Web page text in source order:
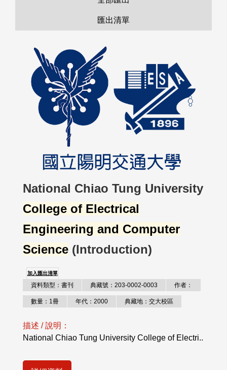
匯出清單
National Chiao Tung University
College of Electrical
Engineering and Computer
Science (Introduction)
加入匯出清單
資料類型：書刊 典藏號：203-0002-0003 作者：
數量：1冊 年代：2000 典藏地：交大校區
描述 / 說明：
National Chiao Tung University College of Electri..